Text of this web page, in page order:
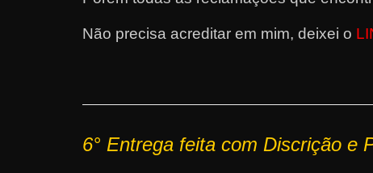
Não precisa acreditar em mim, deixei o
6° Entrega feita com Discrição e